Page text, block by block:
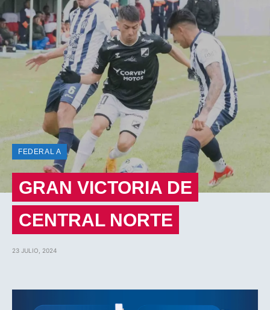
FEDERAL A
GRAN VICTORIA DE
CENTRAL NORTE
23 JULIO, 2024